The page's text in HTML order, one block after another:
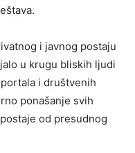
i javnog postaju
u krugu bliskih ljudi
i društvenih
ponašanje svih
od presudnog